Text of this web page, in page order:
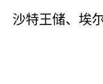
沙特王储、埃